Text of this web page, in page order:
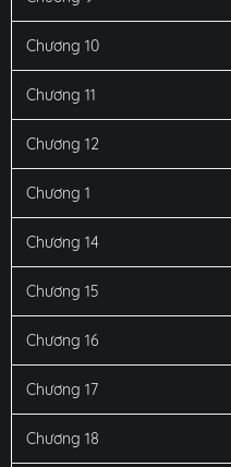
Chương 10
Chương 11
Chương 12
Chương 1
Chương 14
Chương 15
Chương 16
Chương 17
Chương 18